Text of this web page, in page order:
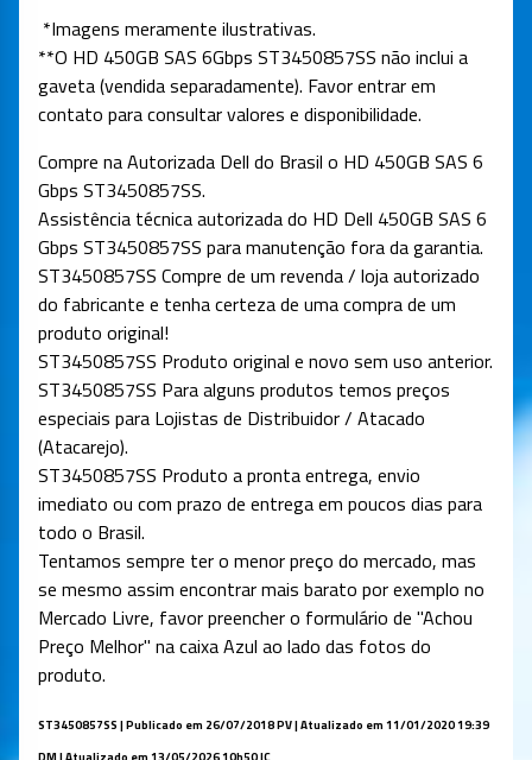
*Imagens meramente ilustrativas.
**O HD 450GB SAS 6Gbps ST3450857SS não inclui a
gaveta (vendida separadamente). Favor entrar em
contato para consultar valores e disponibilidade.
Compre na Autorizada Dell do Brasil o HD 450GB SAS 6
Gbps ST3450857SS.
Assistência técnica autorizada do HD Dell 450GB SAS 6
Gbps ST3450857SS para manutenção fora da garantia.
ST3450857SS Compre de um revenda / loja autorizado
do fabricante e tenha certeza de uma compra de um
produto original!
ST3450857SS Produto original e novo sem uso anterior.
ST3450857SS Para alguns produtos temos preços
especiais para Lojistas de Distribuidor / Atacado
(Atacarejo).
ST3450857SS Produto a pronta entrega, envio
imediato ou com prazo de entrega em poucos dias para
todo o Brasil.
Tentamos sempre ter o menor preço do mercado, mas
se mesmo assim encontrar mais barato por exemplo no
Mercado Livre, favor preencher o formulário de "Achou
Preço Melhor" na caixa Azul ao lado das fotos do
produto.
ST3450857SS |Publicado em 26/07/2018 PV | Atualizado em 11/01/2020 19:39